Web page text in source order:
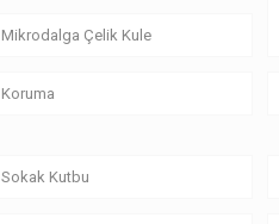
Mikrodalga Çelik Kule
Koruma
Sokak Kutbu